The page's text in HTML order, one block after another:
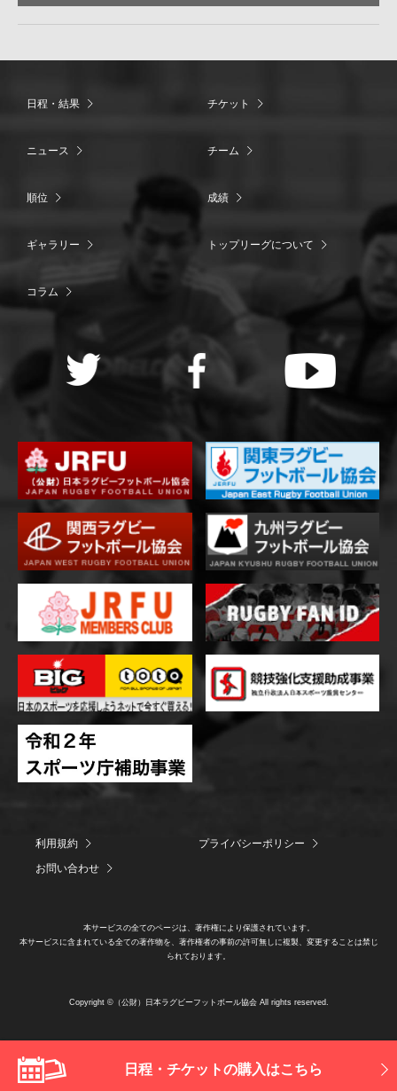
日程・チケットの購入はこちら
日程・結果 チケット
ニュース チーム
順位 成績
ギャラリー トップリーグについて
コラム
利用規約
プライバシーポリシー
お問い合わせ
本サービスの全てのページは、著作権により保護されています。
本サービスに含まれている全ての著作物を、著作権者の事前の許可無しに複製、変更することは禁じ
られております。
Copyright ©（公財）日本ラグビーフットボール協会 All rights reserved.